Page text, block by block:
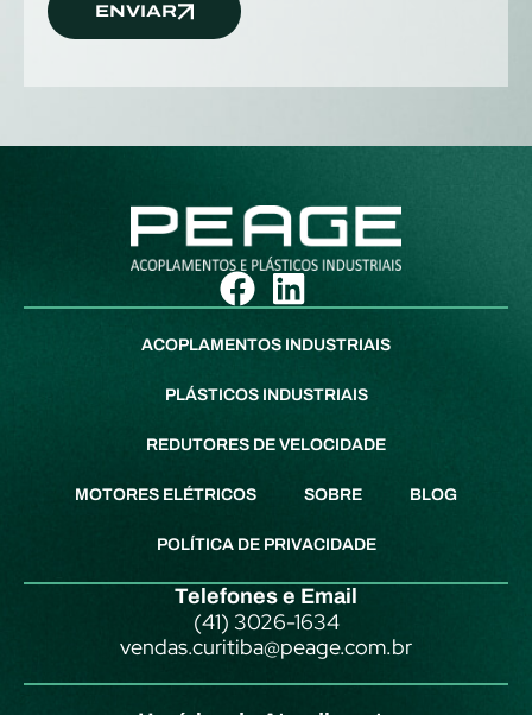
ENVIAR
ACOPLAMENTOS INDUSTRIAIS
PLÁSTICOS INDUSTRIAIS
REDUTORES DE VELOCIDADE
MOTORES ELÉTRICOS SOBRE BLOG
POLÍTICA DE PRIVACIDADE
Telefones e Email
(41) 3026-1634
vendas.curitiba@peage.com.br